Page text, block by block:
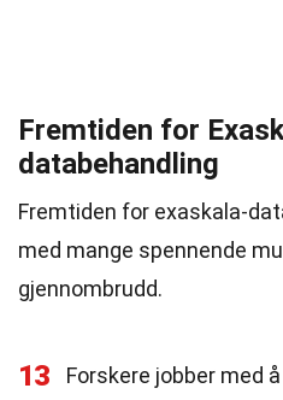
Fremtiden for
databehandling
Fremtiden for exaskala-
med mange spennende
gjennombrudd.
13
Forskere jobber med